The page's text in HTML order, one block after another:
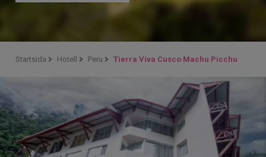
Startsida Hotell Peru Tierra Viva Cusco Machu Picchu